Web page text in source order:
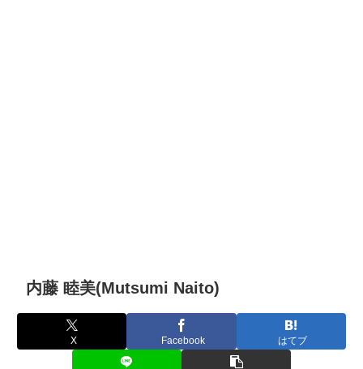
内藤 睦美(Mutsumi Naito)
X Facebook はてブ